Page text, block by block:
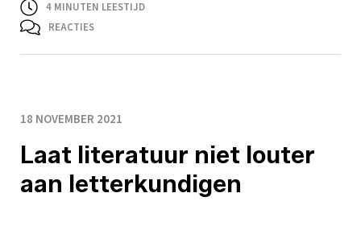
4 MINUTEN LEESTIJD
REACTIES
18 NOVEMBER 2021
Laat literatuur niet louter
aan letterkundigen